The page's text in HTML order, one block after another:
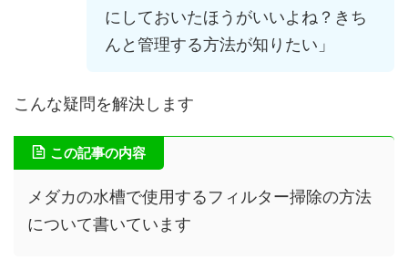
にしておいたほうがいいよね？きち
んと管理する方法が知りたい」
こんな疑問を解決します
この記事の内容
メダカの水槽で使用するフィルター掃除の方法
について書いています